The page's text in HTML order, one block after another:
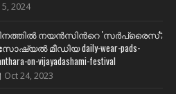
2024
നയന്‍സിന്‍റെ 'സര്‍പ്രൈസ്';
മീഡിയ daily-wear-pads-
on-vijayadashami-festival
Oct 24, 2023